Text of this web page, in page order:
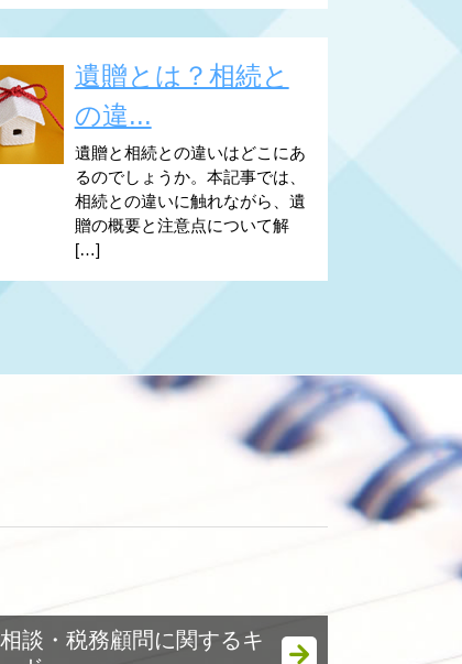
遺贈とは？相続と
の違...
遺贈と相続との違いはどこにあ
るのでしょうか。本記事では、
相続との違いに触れながら、遺
贈の概要と注意点について解
[…]
談・税務顧問に関するキ